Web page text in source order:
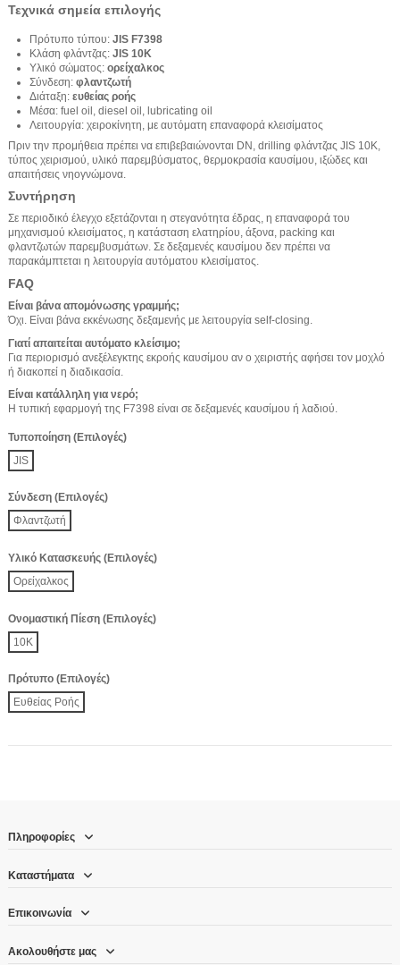
Τεχνικά σημεία επιλογής
Πρότυπο τύπου: JIS F7398
Κλάση φλάντζας: JIS 10K
Υλικό σώματος: ορείχαλκος
Σύνδεση: φλαντζωτή
Διάταξη: ευθείας ροής
Μέσα: fuel oil, diesel oil, lubricating oil
Λειτουργία: χειροκίνητη, με αυτόματη επαναφορά κλεισίματος
Πριν την προμήθεια πρέπει να επιβεβαιώνονται DN, drilling φλάντζας JIS 10K,
τύπος χειρισμού, υλικό παρεμβύσματος, θερμοκρασία καυσίμου, ιξώδες και
απαιτήσεις νηογνώμονα.
Συντήρηση
Σε περιοδικό έλεγχο εξετάζονται η στεγανότητα έδρας, η επαναφορά του
μηχανισμού κλεισίματος, η κατάσταση ελατηρίου, άξονα, packing και
φλαντζωτών παρεμβυσμάτων. Σε δεξαμενές καυσίμου δεν πρέπει να
παρακάμπτεται η λειτουργία αυτόματου κλεισίματος.
FAQ
Είναι βάνα απομόνωσης γραμμής;
Όχι. Είναι βάνα εκκένωσης δεξαμενής με λειτουργία self-closing.
Γιατί απαιτείται αυτόματο κλείσιμο;
Για περιορισμό ανεξέλεγκτης εκροής καυσίμου αν ο χειριστής αφήσει τον μοχλό
ή διακοπεί η διαδικασία.
Είναι κατάλληλη για νερό;
Η τυπική εφαρμογή της F7398 είναι σε δεξαμενές καυσίμου ή λαδιού.
Τυποποίηση (Επιλογές)
JIS
Σύνδεση (Επιλογές)
Φλαντζωτή
Υλικό Κατασκευής (Επιλογές)
Ορείχαλκος
Ονομαστική Πίεση (Επιλογές)
10K
Πρότυπο (Επιλογές)
Ευθείας Ροής
Πληροφορίες
Καταστήματα
Επικοινωνία
Ακολουθήστε μας